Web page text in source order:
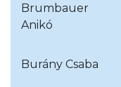
Brumbauer
Anikó
Burány Csaba